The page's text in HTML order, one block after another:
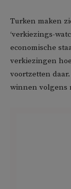
Turken maken
‘verkiezings-
economische
verkiezingen
voortzetten
winnen volgens